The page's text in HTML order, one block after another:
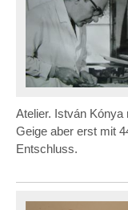
Atelier. István
Geige aber erst mit
Entschluss.